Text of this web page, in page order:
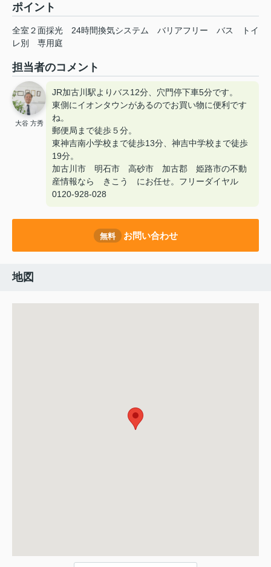
ポイント
全室２面採光 24時間換気システム バリアフリー バス
トイ
レ別
専用庭
担当者のコメント
大谷 方秀
JR加古川駅よりバス12分、穴門停下車5分です。
東側にイオンタウンがあるのでお買い物に便利です
ね。
郵便局まで徒歩５分。
東神吉南小学校まで徒歩13分、神吉中学校まで徒歩
19分。
加古川市 明石市 高砂市 加古郡 姫路市の不動
産情報なら きこう にお任せ。フリーダイヤル
0120-928-028
無料 お問い合わせ
地図